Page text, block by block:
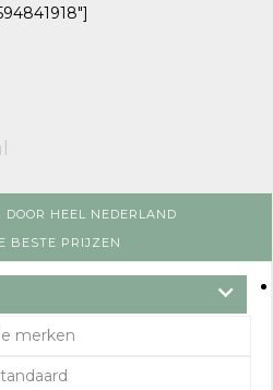
DOOR HEEL NEDERLAND
BESTE PRIJZEN
merken